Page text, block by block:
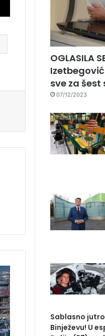
OGLASILA
sve za šest
07/12/2023
Sablasno
Binježevu! U